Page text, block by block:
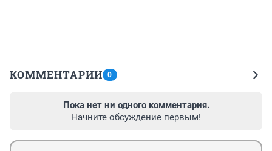
КОММЕНТАРИИ 0
Пока нет ни одного комментария.
Начните обсуждение первым!